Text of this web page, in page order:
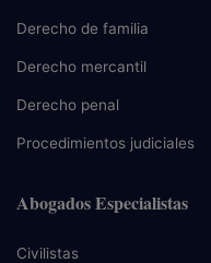
Derecho de familia
Derecho mercantil
Derecho penal
Procedimientos judiciales
Abogados Especialistas
Civilistas